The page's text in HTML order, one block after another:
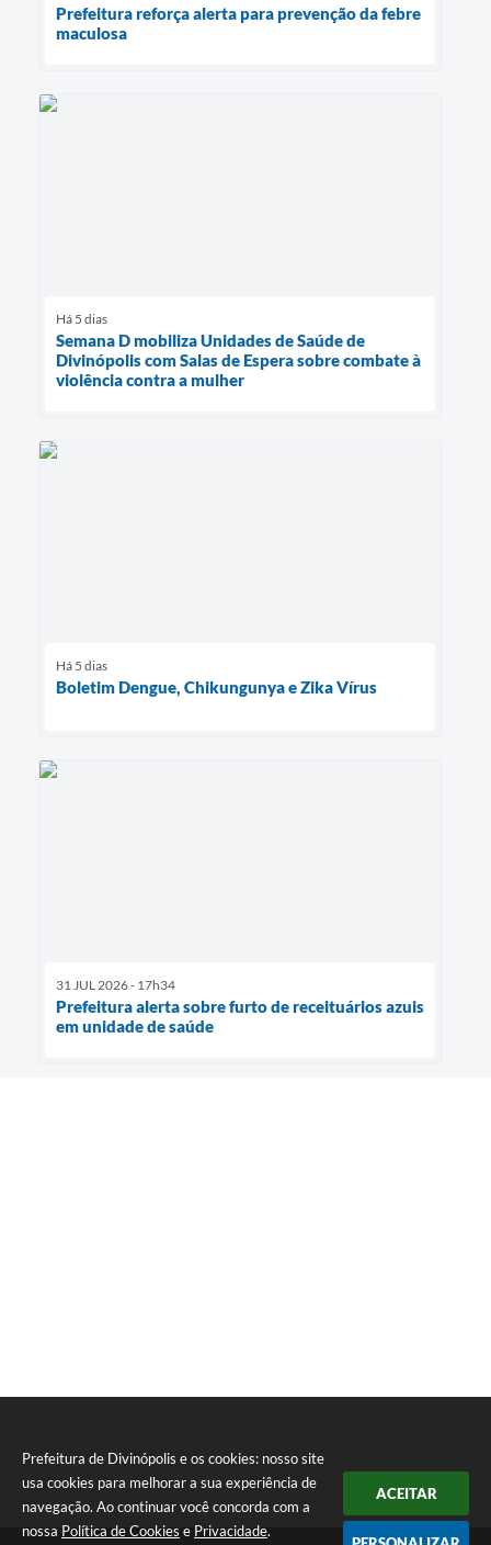
Prefeitura de Divinópolis e os cookies: nosso site
usa cookies para melhorar a sua experiência de
navegação. Ao continuar você concorda com a
nossa Política de Cookies e Privacidade.
ACEITAR
Prefeitura reforça alerta para prevenção da febre
maculosa
Há 5 dias
Semana D mobiliza Unidades de Saúde de
Divinópolis com Salas de Espera sobre combate à
violência contra a mulher
Há 5 dias
Boletim Dengue, Chikungunya e Zika Vírus
31 JUL 2026 - 17h34
Prefeitura alerta sobre furto de receituários azuis
em unidade de saúde